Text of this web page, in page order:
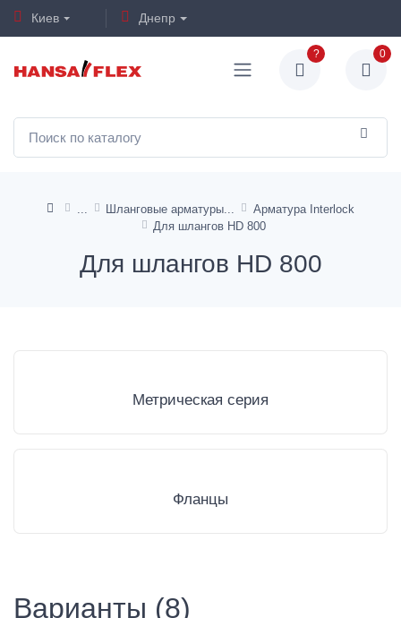
Киев Днепр
? 0
Шланговые арматуры
Арматура Interlock
Для шлангов HD 800
Для шлангов HD 800
Метрическая серия
Фланцы
Варианты (8)